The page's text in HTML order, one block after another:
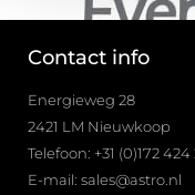
Contact info
Energieweg 28
2421 LM Nieuwkoop
Telefoon: +31 (0)172 424
E-mail: sales@astro.nl